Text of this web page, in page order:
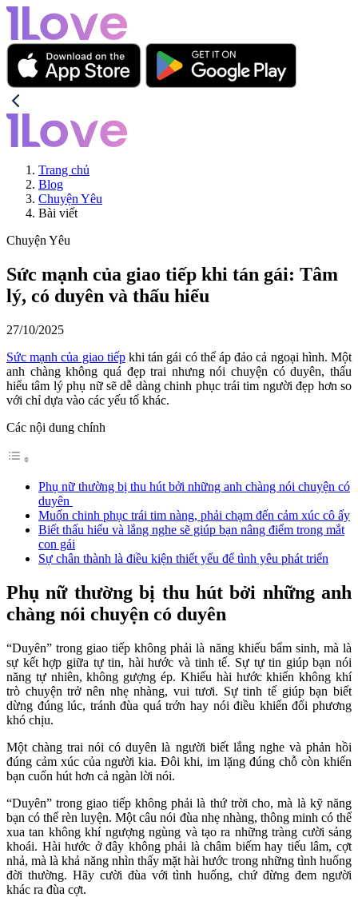
Trang chủ
Blog
Chuyện Yêu
Bài viết
Chuyện Yêu
Sức mạnh của giao tiếp khi tán gái: Tâm
lý, có duyên và thấu hiểu
27/10/2025
Sức mạnh của giao tiếpkhi tán gái có thể áp đảo cả ngoại hình. Một
anh chàng không quá đẹp trai nhưng nói chuyện có duyên, thấu
hiểu tâm lý phụ nữ sẽ dễ dàng chinh phục trái tim người đẹp hơn so
với chỉ dựa vào các yếu tố khác.
Các nội dung chính
Phụ nữ thường bị thu hút bởi những anh chàng nói chuyện có
duyên
Muốn chinh phục trái tim nàng, phải chạm đến cảm xúc cô ấy
Biết thấu hiểu và lắng nghe sẽ giúp bạn nâng điểm trong mắt
con gái
Sự chân thành là điều kiện thiết yếu để tình yêu phát triển
Phụ nữ thường bị thu hút bởi những anh
chàng nói chuyện có duyên
“Duyên” trong giao tiếp không phải là năng khiếu bẩm sinh, mà là
sự kết hợp giữa tự tin, hài hước và tinh tế. Sự tự tin giúp bạn nói
năng tự nhiên, không gượng ép. Khiếu hài hước khiến không khí
trò chuyện trở nên nhẹ nhàng, vui tươi. Sự tinh tế giúp bạn biết
dừng đúng lúc, tránh đùa quá trớn hay nói điều khiến đối phương
khó chịu.
Một chàng trai nói có duyên là người biết lắng nghe và phản hồi
đúng cảm xúc của người kia. Đôi khi, im lặng đúng chỗ còn khiến
bạn cuốn hút hơn cả ngàn lời nói.
“Duyên” trong giao tiếp không phải là thứ trời cho, mà là kỹ năng
bạn có thể rèn luyện. Một câu nói đùa nhẹ nhàng, thông minh có thể
xua tan không khí ngượng ngùng và tạo ra những tràng cười sảng
khoái. Hài hước ở đây không phải là châm biếm hay tiếu lâm, cợt
nhả, mà là khả năng nhìn thấy mặt hài hước trong những tình huống
đời thường. Hãy cười đùa với tình huống, chứ đừng đem người
khác ra đùa cợt.